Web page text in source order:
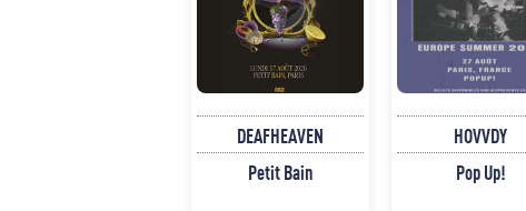
DEAFHEAVEN
Petit Bain
HOVVDY
Pop Up!